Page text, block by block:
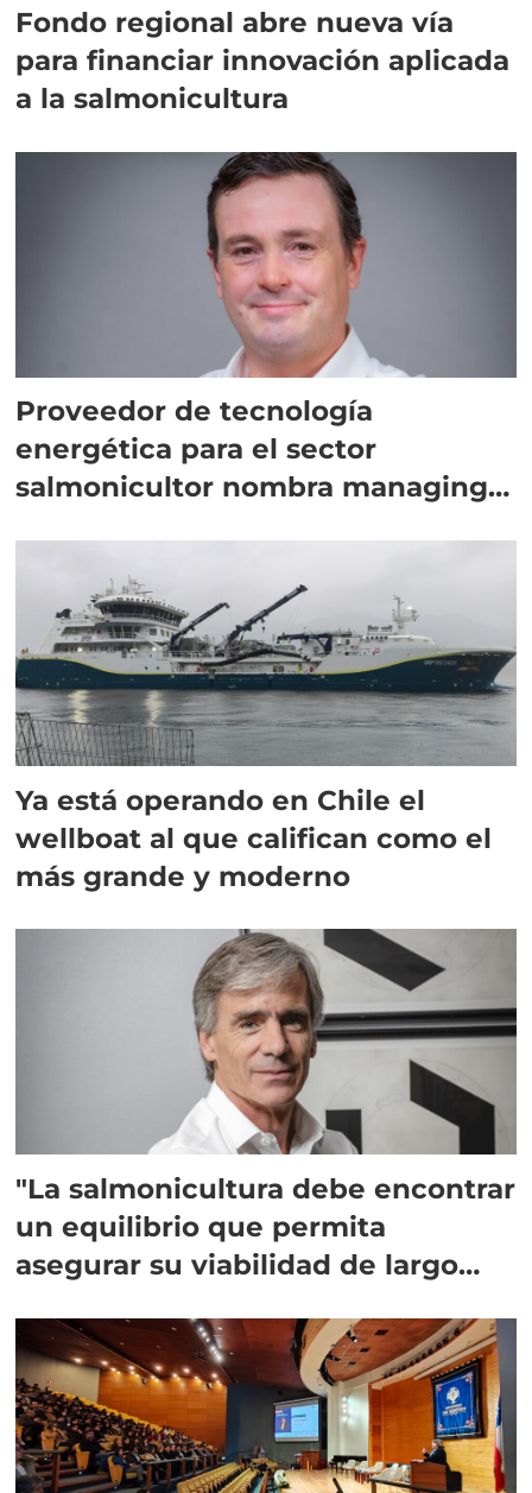
Fondo regional abre nueva vía
para financiar innovación aplicada
a la salmonicultura
Proveedor de tecnología
energética para el sector
salmonicultor nombra managing
Ya está operando en Chile el
wellboat al que califican como el
más grande y moderno
"La salmonicultura debe encontrar
un equilibrio que permita
asegurar su viabilidad de largo